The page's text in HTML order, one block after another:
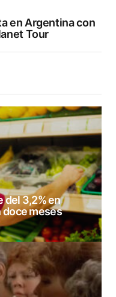
en Argentina con
Tour
del 3,2% en
doce meses